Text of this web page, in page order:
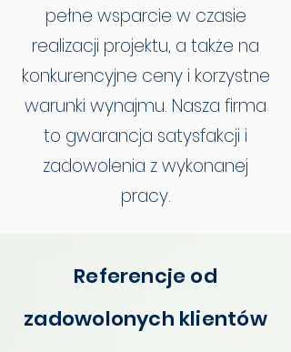
pełne wsparcie w czasie
realizacji projektu, a także na
konkurencyjne ceny i korzystne
warunki wynajmu. Nasza firma
to gwarancja satysfakcji i
zadowolenia z wykonanej
pracy.
Referencje od
zadowolonych klientów